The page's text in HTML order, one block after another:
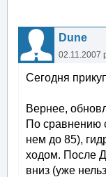
Dune
02.11.2007
Сегодня
Вернее,
По сравнению
нем до 85),
ходом. После
вниз (уже